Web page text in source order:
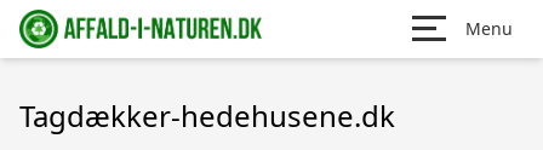
Menu
Tagdækker-hedehusene.dk